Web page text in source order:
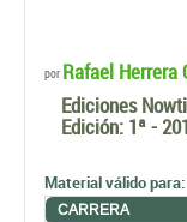
por Rafael Herrera
Ediciones
Edición: 1ª -
Material válido para:
CARRERA